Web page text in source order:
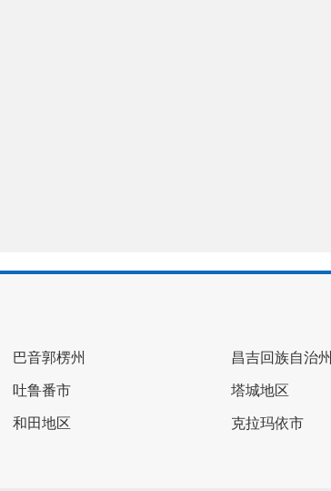
巴音郭楞州 昌吉回族自治州
吐鲁番市 塔城地区
和田地区 克拉玛依市